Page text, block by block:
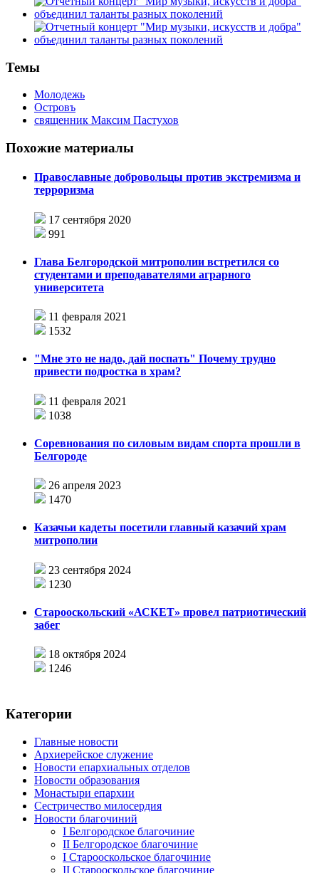
Темы
Молодежь
Островъ
священник Максим Пастухов
Похожие материалы
Православные добровольцы против экстремизма и
терроризма
17 сентября 2020
991
Глава Белгородской митрополии встретился со
студентами и преподавателями аграрного
университета
11 февраля 2021
1532
"Мне это не надо, дай поспать" Почему трудно
привести подростка в храм?
11 февраля 2021
1038
Соревнования по силовым видам спорта прошли в
Белгороде
26 апреля 2023
1470
Казачьи кадеты посетили главный казачий храм
митрополии
23 сентября 2024
1230
Старооскольский «АСКЕТ» провел патриотический
забег
18 октября 2024
1246
Категории
Главные новости
Архиерейское служение
Новости епархиальных отделов
Новости образования
Монастыри епархии
Сестричество милосердия
Новости благочиний
I Белгородское благочиние
II Белгородское благочиние
I Старооскольское благочиние
II Старооскольское благочиние